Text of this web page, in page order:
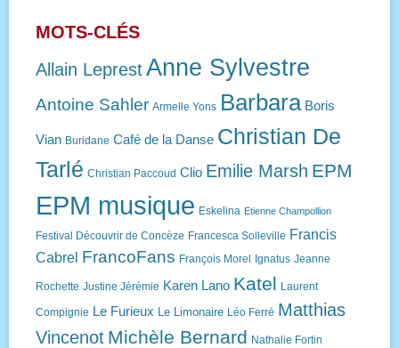
MOTS-CLÉS
Allain LeprestAnne Sylvestre
Antoine Sahler Armelle Yons Barbara Boris
Vian Buridane Café de la Danse Christian De
Tarlé Christian Paccoud Clio Emilie Marsh EPM
EPM musique Eskelina Etienne Champollion
Festival Découvrir de Concèze Francesca Solleville Francis
Cabrel FrancoFans François Morel Ignatus Jeanne
Rochette Justine Jérémie Karen Lano Katel Laurent
Compignie Le Furieux Le Limonaire Léo Ferré Matthias
Vincenot Michèle Bernard Nathalie Fortin